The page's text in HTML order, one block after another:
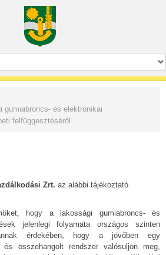
gumiabroncs- és elektronikai
felfüggesztéséről
Zrt. az alábbi tájékoztató
hogy a lakossági gumiabroncs- és
jelenlegi folyamata országos szinten
érdekében, hogy a jövőben egy
és összehangolt rendszer valósuljon meg,